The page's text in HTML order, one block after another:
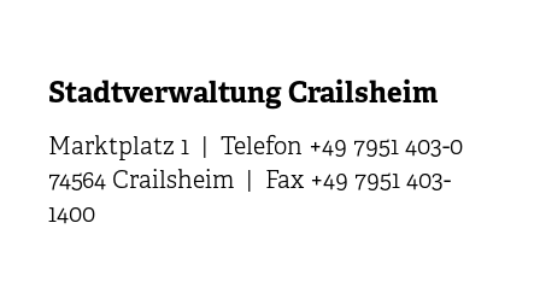
Stadtverwaltung Crailsheim
Marktplatz 1 | Telefon +49 7951 403-0
74564 Crailsheim | Fax +49 7951 403-
1400